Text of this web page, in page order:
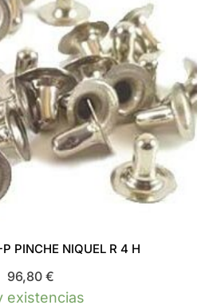
PINCHE NIQUEL R 4 H
96,80 €
existencias